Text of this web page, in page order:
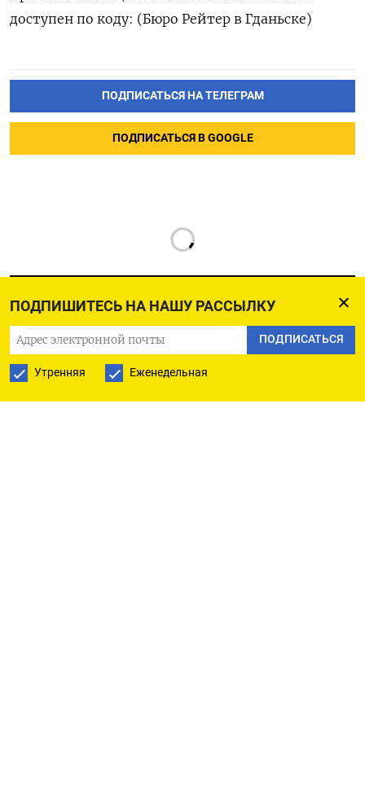
ПОДПИШИТЕСЬ НА НАШУ РАССЫЛКУ
ПОДПИСАТЬСЯ
Утренняя Еженедельная
доступен по коду: (Бюро Рейтер в Гданьске)
ПОДПИСАТЬСЯ НА ТЕЛЕГРАМ
ПОДПИСАТЬСЯ В GOOGLE
РУССКАЯ СЛУЖБА
ПОДПИШИТЕСЬ НА НАШУ РАССЫЛКУ